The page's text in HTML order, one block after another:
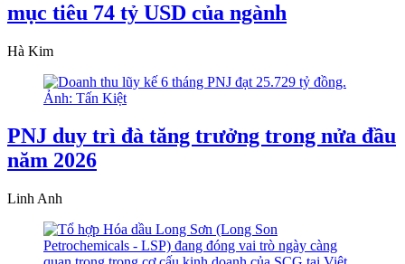
mục tiêu 74 tỷ USD của ngành
Hà Kim
PNJ duy trì đà tăng trưởng trong nửa đầu
năm 2026
Linh Anh